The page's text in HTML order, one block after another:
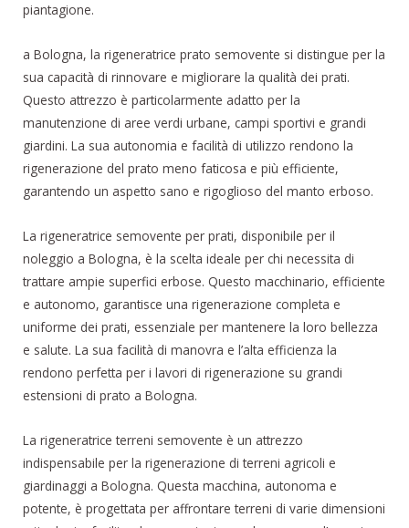
piantagione.
a Bologna, la rigeneratrice prato semovente si distingue per la
sua capacità di rinnovare e migliorare la qualità dei prati.
Questo attrezzo è particolarmente adatto per la
manutenzione di aree verdi urbane, campi sportivi e grandi
giardini. La sua autonomia e facilità di utilizzo rendono la
rigenerazione del prato meno faticosa e più efficiente,
garantendo un aspetto sano e rigoglioso del manto erboso.
La rigeneratrice semovente per prati, disponibile per il
noleggio a Bologna, è la scelta ideale per chi necessita di
trattare ampie superfici erbose. Questo macchinario, efficiente
e autonomo, garantisce una rigenerazione completa e
uniforme dei prati, essenziale per mantenere la loro bellezza
e salute. La sua facilità di manovra e l’alta efficienza la
rendono perfetta per i lavori di rigenerazione su grandi
estensioni di prato a Bologna.
La rigeneratrice terreni semovente è un attrezzo
indispensabile per la rigenerazione di terreni agricoli e
giardinaggi a Bologna. Questa macchina, autonoma e
potente, è progettata per affrontare terreni di varie dimensioni